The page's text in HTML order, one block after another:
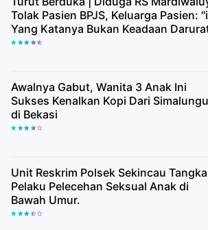
Tolak Pasien BPJS, Keluarga Pasien:
Yang Katanya Bukan Keadaan
Awalnya Gabut, Wanita 3 Anak Ini
Sukses Kenalkan Kopi Dari
di Bekasi
Unit Reskrim Polsek Sekincau
Pelaku Pelecehan Seksual Anak di
Bawah Umur.